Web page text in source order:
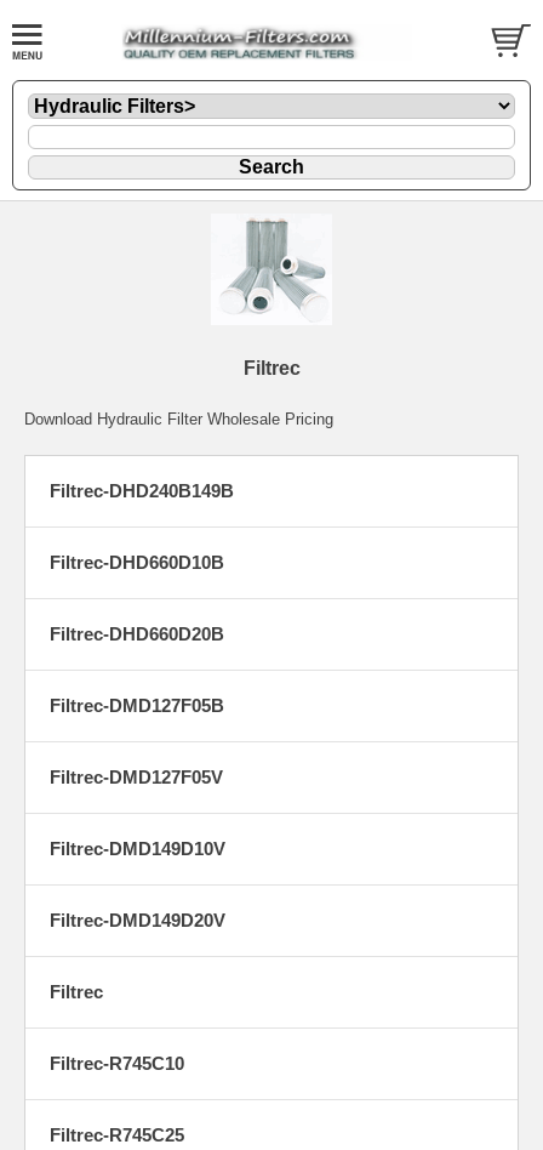
Filtrec
Download Hydraulic Filter Wholesale Pricing
Filtrec-DHD240B149B
Filtrec-DHD660D10B
Filtrec-DHD660D20B
Filtrec-DMD127F05B
Filtrec-DMD127F05V
Filtrec-DMD149D10V
Filtrec-DMD149D20V
Filtrec
Filtrec-R745C10
Filtrec-R745C25